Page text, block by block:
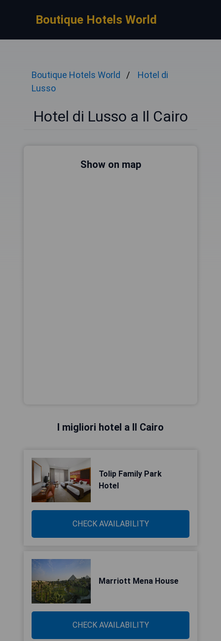
Boutique Hotels World
Boutique Hotels World
Hotel di
Lusso
Hotel di Lusso a Il Cairo
Show on map
I migliori hotel a Il Cairo
Tolip Family Park
Hotel
CHECK AVAILABILITY
Marriott Mena House
CHECK AVAILABILITY